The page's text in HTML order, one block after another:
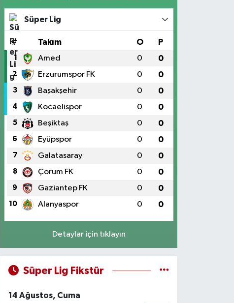
Süper Lig
# Takım O P
1 Amed 0 0
2 Erzurumspor FK 0 0
3 Başakşehir 0 0
4 Kocaelispor 0 0
5 Beşiktaş 0 0
6 Eyüpspor 0 0
7 Galatasaray 0 0
8 Çorum FK 0 0
9 Gaziantep FK 0 0
10 Alanyaspor 0 0
Detaylar için tıklayın
Süper Lig Fikstür
14 Ağustos, Cuma